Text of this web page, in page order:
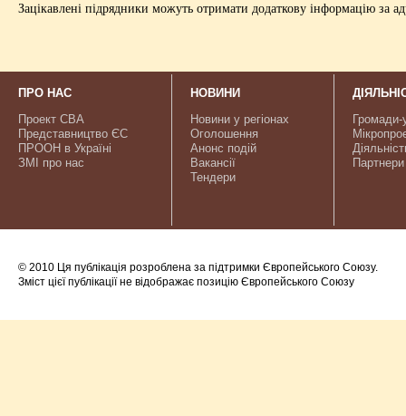
Зацікавлені підрядники можуть отримати додаткову інформацію за
ПРО НАС
Проект CBA
Представництво ЄС
ПРООН в Україні
ЗМІ про нас
НОВИНИ
Новини у регіонах
Оголошення
Анонс подій
Вакансії
Тендери
Громади-
Партнери
© 2010 Ця публікація розроблена за підтримки Європейського Союзу.
Зміст цієї публікації не відображає позицію Європейського Союзу